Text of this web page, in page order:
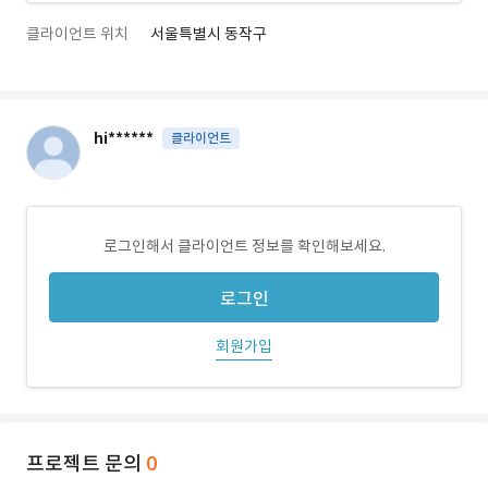
클라이언트 위치 서울특별시 동작구
hi****** 클라이언트
로그인해서 클라이언트 정보를 확인해보세요.
로그인
회원가입
프로젝트 문의 0